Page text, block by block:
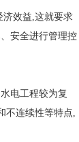
济效益,这就要求
安全进行管理控
电工程较为复
不连续性等特点,